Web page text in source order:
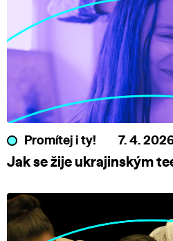
Promítej i ty! 7. 4.
Jak se žije ukrajinským